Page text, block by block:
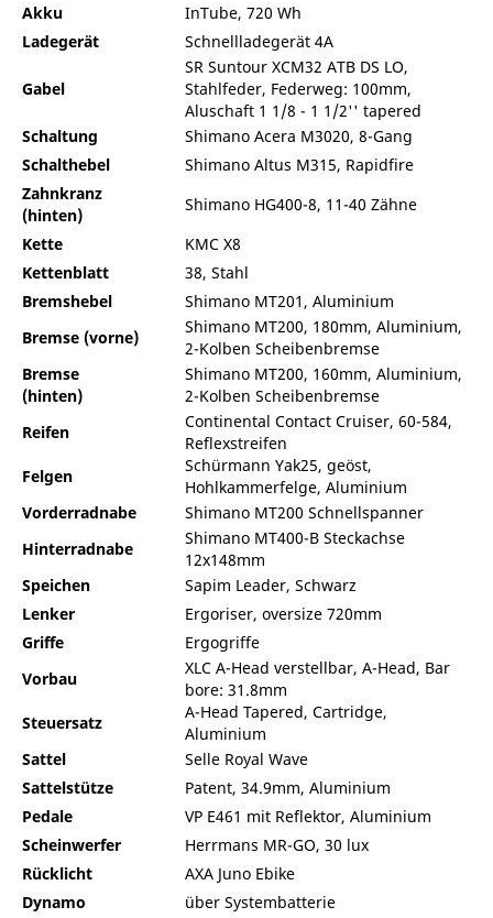
Akku
InTube, 720 Wh
Ladegerät
Schnellladegerät 4A
Gabel
SR Suntour XCM32 ATB DS LO,
Stahlfeder, Federweg: 100mm,
Aluschaft 1 1/8 - 1 1/2'' tapered
Schaltung
Shimano Acera M3020, 8-Gang
Schalthebel
Shimano Altus M315, Rapidfire
Zahnkranz
(hinten)
Shimano HG400-8, 11-40 Zähne
Kette
KMC X8
Kettenblatt
38, Stahl
Bremshebel
Shimano MT201, Aluminium
Bremse (vorne)
Shimano MT200, 180mm, Aluminium,
2-Kolben Scheibenbremse
Bremse
(hinten)
Shimano MT200, 160mm, Aluminium,
2-Kolben Scheibenbremse
Reifen
Continental Contact Cruiser, 60-584,
Reflexstreifen
Felgen
Schürmann Yak25, geöst,
Hohlkammerfelge, Aluminium
Vorderradnabe
Shimano MT200 Schnellspanner
Hinterradnabe
Shimano MT400-B Steckachse
12x148mm
Speichen
Sapim Leader, Schwarz
Lenker
Ergoriser, oversize 720mm
Griffe
Ergogriffe
Vorbau
XLC A-Head verstellbar, A-Head, Bar
bore: 31.8mm
Steuersatz
A-Head Tapered, Cartridge,
Aluminium
Sattel
Selle Royal Wave
Sattelstütze
Patent, 34.9mm, Aluminium
Pedale
VP E461 mit Reflektor, Aluminium
Scheinwerfer
Herrmans MR-GO, 30 lux
Rücklicht
AXA Juno Ebike
Dynamo
über Systembatterie